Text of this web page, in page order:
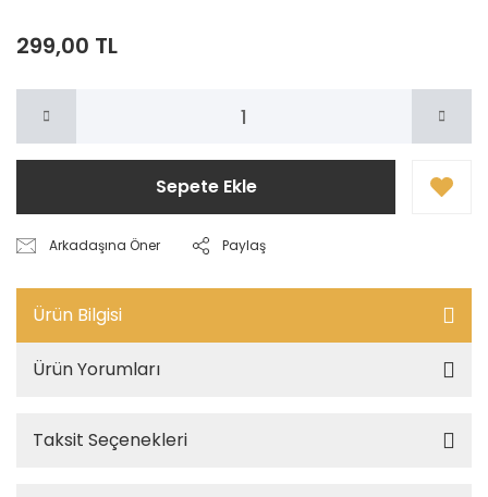
299,00 TL
Sepete Ekle
Arkadaşına Öner Paylaş
Ürün Bilgisi
Ürün Yorumları
Taksit Seçenekleri